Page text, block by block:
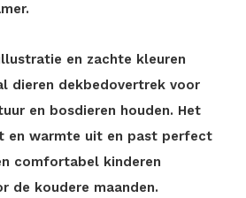
en zachte kleuren
dieren dekbedovertrek voor
en bosdieren houden. Het
en warmte uit en past perfect
comfortabel kinderen
de koudere maanden.